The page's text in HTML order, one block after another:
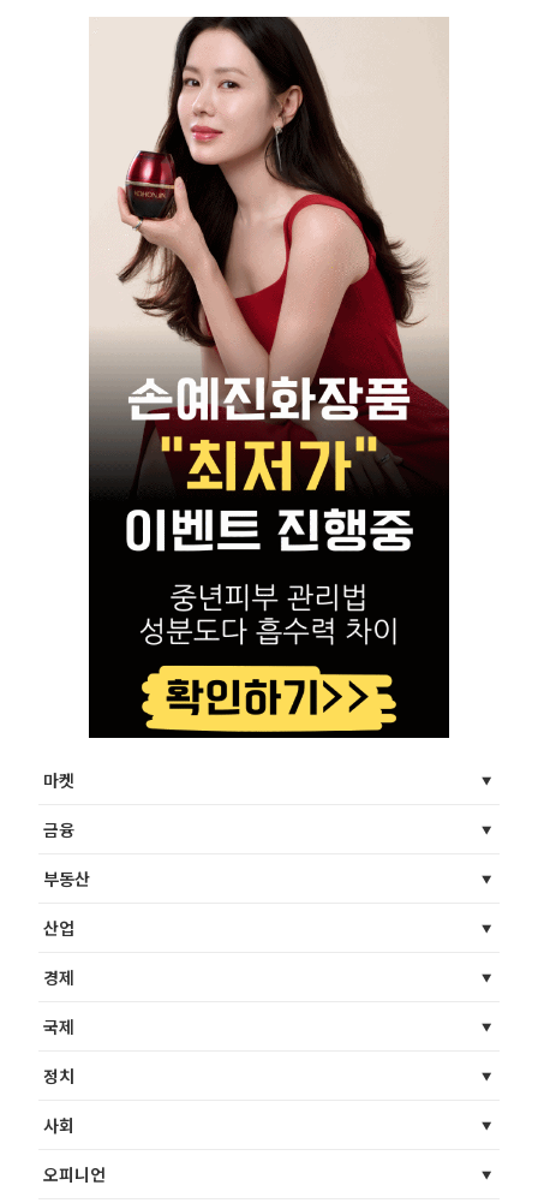
마켓
금융
부동산
산업
경제
국제
정치
사회
오피니언